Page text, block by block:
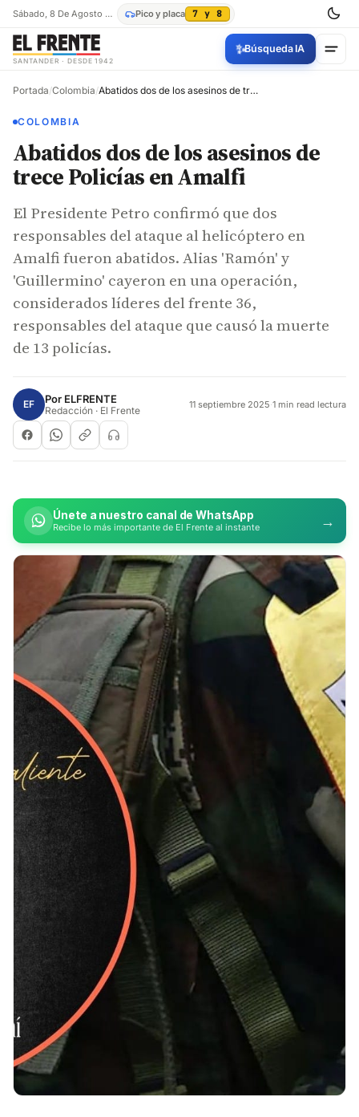
Sábado, 8 De Agosto De 2026 Pico y placa 7 y 8
SANTANDER · DESDE 1942
✨Búsqueda IA
Portada/Colombia/ Abatidos dos de los asesinos de trece Policías en Amalfi
COLOMBIA
Abatidos dos de los asesinos de
trece Policías en Amalfi
El Presidente Petro confirmó que dos
responsables del ataque al helicóptero en
Amalfi fueron abatidos. Alias 'Ramón' y
'Guillermino' cayeron en una operación,
considerados líderes del frente 36,
responsables del ataque que causó la muerte
de 13 policías.
EF Por ELFRENTE
Redacción · El Frente 11 septiembre 2025·1 min read lectura
Únete a nuestro canal de WhatsApp
Recibe lo más importante de El Frente al instante →